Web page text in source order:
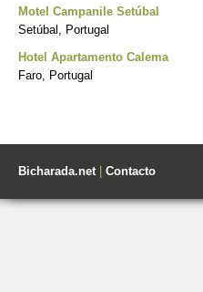
Motel Campanile Setúbal
Setúbal, Portugal
Hotel Apartamento Calema
Faro, Portugal
Bicharada.net| Contacto